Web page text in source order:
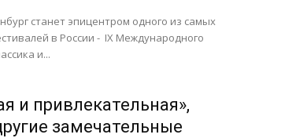
станет эпицентром одного из самых
в России - IX Международного
и...
и привлекательная»,
замечательные